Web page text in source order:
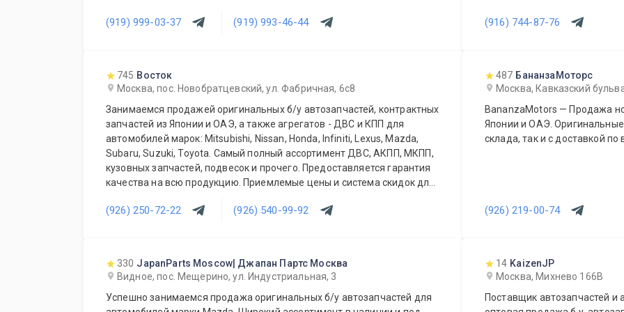
(919) 999-03-37 (919) 993-46-44 (916) 744-87-76
745 Восток
Москва, пос. Новобратцевский, ул. Фабричная, 6с8
Занимаемся продажей оригинальных б/у автозапчастей, контрактных
запчастей из Японии и ОАЭ, а также агрегатов - ДВС и КПП для
автомобилей марок: Mitsubishi, Nissan, Honda, Infiniti, Lexus, Mazda,
Subaru, Suzuki, Toyota. Самый полный ассортимент ДВС, АКПП, МКПП,
кузовных запчастей, подвесок и прочего. Предоставляется гарантия
качества на всю продукцию. Приемлемые цены и система скидок для
ежедневно!
(926) 250-72-22 (926) 540-99-92
487 БананзаМоторс
Москва, Кавказский
BananzaMotors — Продажа
Японии и ОАЭ. Оригинальные
склада, так и с доставкой по
(926) 219-00-74
330 JapanParts Moscow| Джапан Партс Москва
Видное, пос. Мещерино, ул. Индустриальная, 3
Успешно занимаемся продажа оригинальных б/у автозапчастей для
14 KaizenJP
Москва, Михнево 166В
Поставщик автозапчастей и